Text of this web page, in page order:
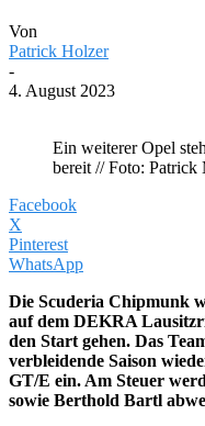
Von
Patrick Holzer
-
4. August 2023
Ein weiterer Opel
bereit // Foto: Patrick
Facebook
X
Pinterest
WhatsApp
Die Scuderia Chipmunk
auf dem DEKRA
den Start gehen. Das
verbleidende Saison
GT/E ein. Am Steuer
sowie Berthold Bartl